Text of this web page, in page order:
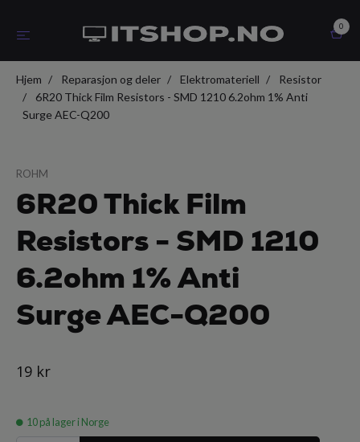
0
Hjem Reparasjon og deler Elektromateriell
Resistor
6R20 Thick Film Resistors - SMD 1210 6.2ohm 1% Anti
Surge AEC-Q200
ROHM
6R20 Thick Film
Resistors - SMD 1210
6.2ohm 1% Anti
Surge AEC-Q200
19 kr
10på lager i Norge